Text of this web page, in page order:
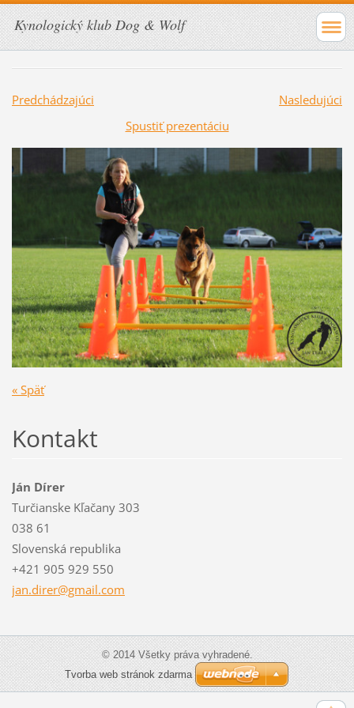
Kynologický klub Dog & Wolf
Predchádzajúci
Nasledujúci
Spustiť prezentáciu
« Späť
Kontakt
Ján Dírer
Turčianske Kľačany 303
038 61
Slovenská republika
+421 905 929 550
jan.direr@gmail.com
© 2014 Všetky práva vyhradené.
Tvorba web stránok zdarma